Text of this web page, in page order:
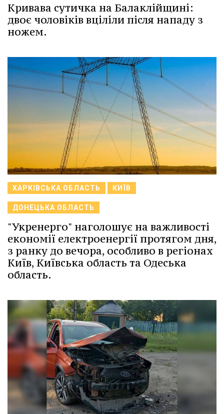
Кривава сутичка на Балаклійщині:
двоє чоловіків вціліли після нападу з
ножем.
ХАРКІВСЬКА ОБЛАСТЬ КИЇВ
ДОНЕЦЬКА ОБЛАСТЬ
"Укренерго" наголошує на важливості
економії електроенергії протягом дня,
з ранку до вечора, особливо в регіонах
Київ, Київська область та Одеська
область.